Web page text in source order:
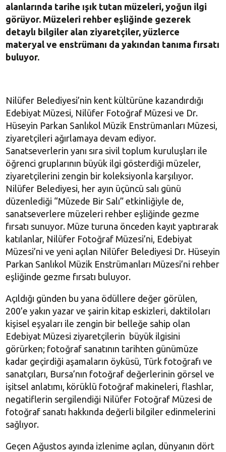
alanlarında tarihe ışık tutan müzeleri, yoğun ilgi
görüyor. Müzeleri rehber eşliğinde gezerek
detaylı bilgiler alan ziyaretçiler, yüzlerce
materyal ve enstrümanı da yakından tanıma fırsatı
buluyor.
Nilüfer Belediyesi’nin kent kültürüne kazandırdığı
Edebiyat Müzesi, Nilüfer Fotoğraf Müzesi ve Dr.
Hüseyin Parkan Sanlıkol Müzik Enstrümanları Müzesi,
ziyaretçileri ağırlamaya devam ediyor.
Sanatseverlerin yanı sıra sivil toplum kuruluşları ile
öğrenci gruplarının büyük ilgi gösterdiği müzeler,
ziyaretçilerini zengin bir koleksiyonla karşılıyor.
Nilüfer Belediyesi, her ayın üçüncü salı günü
düzenlediği “Müzede Bir Salı” etkinliğiyle de,
sanatseverlere müzeleri rehber eşliğinde gezme
fırsatı sunuyor. Müze turuna önceden kayıt yaptırarak
katılanlar, Nilüfer Fotoğraf Müzesi’ni, Edebiyat
Müzesi’ni ve yeni açılan Nilüfer Belediyesi Dr. Hüseyin
Parkan Sanlıkol Müzik Enstrümanları Müzesi’ni rehber
eşliğinde gezme fırsatı buluyor.
Açıldığı günden bu yana ödüllere değer görülen,
200’e yakın yazar ve şairin kitap eskizleri, daktiloları
kişisel eşyaları ile zengin bir belleğe sahip olan
Edebiyat Müzesi ziyaretçilerin büyük ilgisini
görürken; fotoğraf sanatının tarihten günümüze
kadar geçirdiği aşamaların öyküsü, Türk fotoğrafı ve
sanatçıları, Bursa’nın fotoğraf değerlerinin görsel ve
işitsel anlatımı, körüklü fotoğraf makineleri, flashlar,
negatiflerin sergilendiği Nilüfer Fotoğraf Müzesi de
fotoğraf sanatı hakkında değerli bilgiler edinmelerini
sağlıyor.
Geçen Ağustos ayında izlenime açılan, dünyanın dört